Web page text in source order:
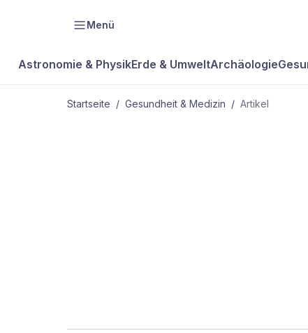
Menü
Astronomie & PhysikErde & UmweltArchäologie
Startseite / Gesundheit & Medizin / Artikel